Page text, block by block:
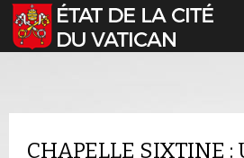
Sélectionnez votre langue
CHAPELLE SIXTINE :